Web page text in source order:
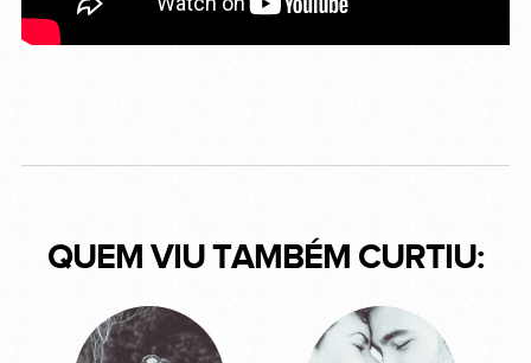
QUEM VIU TAMBÉM CURTIU: